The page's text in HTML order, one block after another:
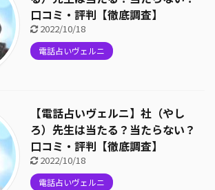
口コミ・評判【徹底調査】
2022/10/18
電話占いヴェルニ
【電話占いヴェルニ】社（やし
ろ）先生は当たる？当たらない？
口コミ・評判【徹底調査】
2022/10/18
電話占いヴェルニ